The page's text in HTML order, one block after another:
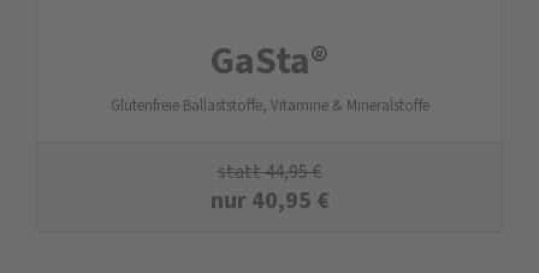
GaSta®
Glutenfreie Ballaststoffe, Vitamine & Mineralstoffe
statt44,95€
nur40,95 €